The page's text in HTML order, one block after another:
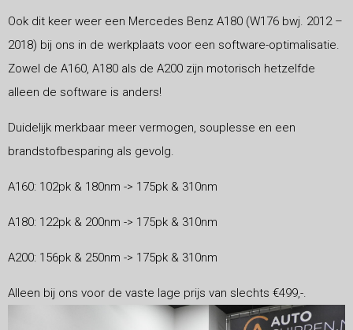
Ook dit keer weer een Mercedes Benz A180 (W176 bwj. 2012 –
2018) bij ons in de werkplaats voor een software-optimalisatie.
Zowel de A160, A180 als de A200 zijn motorisch hetzelfde
alleen de software is anders!
Duidelijk merkbaar meer vermogen, souplesse en een
brandstofbesparing als gevolg.
A160: 102pk & 180nm -> 175pk & 310nm
A180: 122pk & 200nm -> 175pk & 310nm
A200: 156pk & 250nm -> 175pk & 310nm
Alleen bij ons voor de vaste lage prijs van slechts €499,-.